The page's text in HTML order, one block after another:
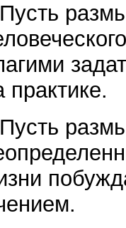
практике.